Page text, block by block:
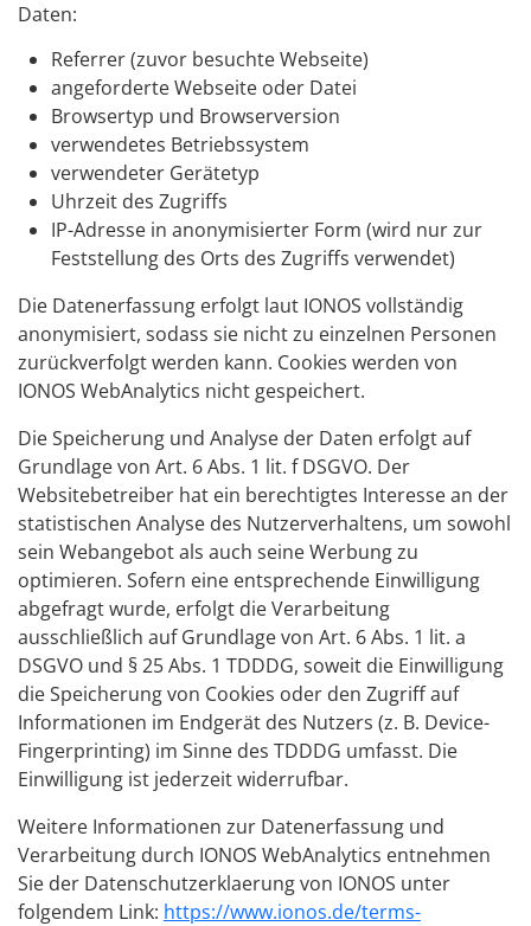
Daten:
Referrer (zuvor besuchte Webseite)
angeforderte Webseite oder Datei
Browsertyp und Browserversion
verwendetes Betriebssystem
verwendeter Gerätetyp
Uhrzeit des Zugriffs
IP-Adresse in anonymisierter Form (wird nur zur
Feststellung des Orts des Zugriffs verwendet)
Die Datenerfassung erfolgt laut IONOS vollständig
anonymisiert, sodass sie nicht zu einzelnen Personen
zurückverfolgt werden kann. Cookies werden von
IONOS WebAnalytics nicht gespeichert.
Die Speicherung und Analyse der Daten erfolgt auf
Grundlage von Art. 6 Abs. 1 lit. f DSGVO. Der
Websitebetreiber hat ein berechtigtes Interesse an der
statistischen Analyse des Nutzerverhaltens, um sowohl
sein Webangebot als auch seine Werbung zu
optimieren. Sofern eine entsprechende Einwilligung
abgefragt wurde, erfolgt die Verarbeitung
ausschließlich auf Grundlage von Art. 6 Abs. 1 lit. a
DSGVO und § 25 Abs. 1 TDDDG, soweit die Einwilligung
die Speicherung von Cookies oder den Zugriff auf
Informationen im Endgerät des Nutzers (z. B. Device-
Fingerprinting) im Sinne des TDDDG umfasst. Die
Einwilligung ist jederzeit widerrufbar.
Weitere Informationen zur Datenerfassung und
Verarbeitung durch IONOS WebAnalytics entnehmen
Sie der Datenschutzerklaerung von IONOS unter
folgendem Link: https://www.ionos.de/terms-